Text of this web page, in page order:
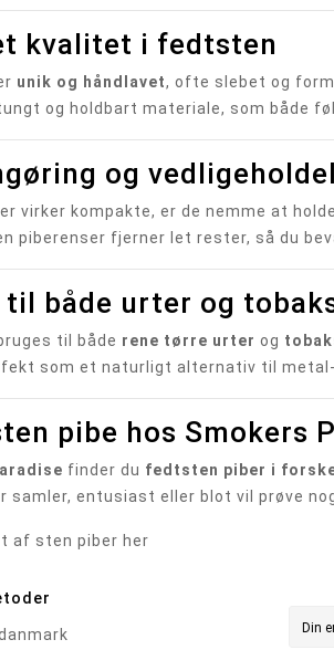
kvalitet i fedtsten
unik og håndlavet, ofte slebet og
og holdbart materiale, som både
og
virker kompakte, er de nemme at holde
piberenser fjerner let rester, så du
til både urter og
til både rene tørre urter og
som et naturligt alternativ til metal-
pibe hos Smokers
finder du fedtsten piber i
samler, entusiast eller blot vil prøve
af sten piber her